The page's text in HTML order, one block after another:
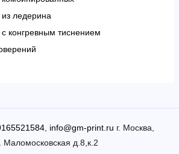
ледерина
конгревным тиснением
, info@gm-print.ru г. Москва,
Маломосковская д.8,к.2